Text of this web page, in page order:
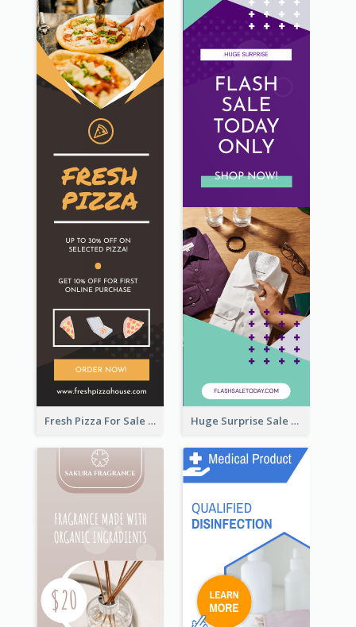
Fresh Pizza For Sale Promotion Wide Skyscraper Banner Huge Surprise Sale For Today Wide Skyscraper Banner